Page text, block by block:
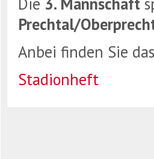
Prechtal/
Anbei finden Sie
Stadionheft